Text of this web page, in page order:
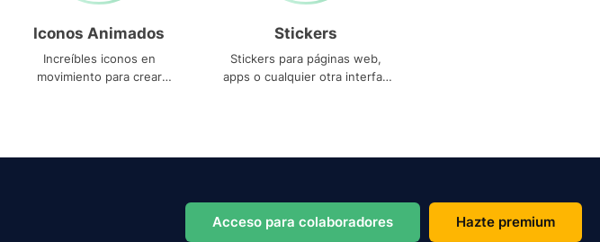
Iconos Animados
Increíbles iconos en
movimiento para crear
Stickers
Stickers para páginas web,
apps o cualquier otra interfaz
Acceso para colaboradores Hazte premium